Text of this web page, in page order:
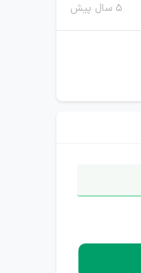
۵ سال پیش